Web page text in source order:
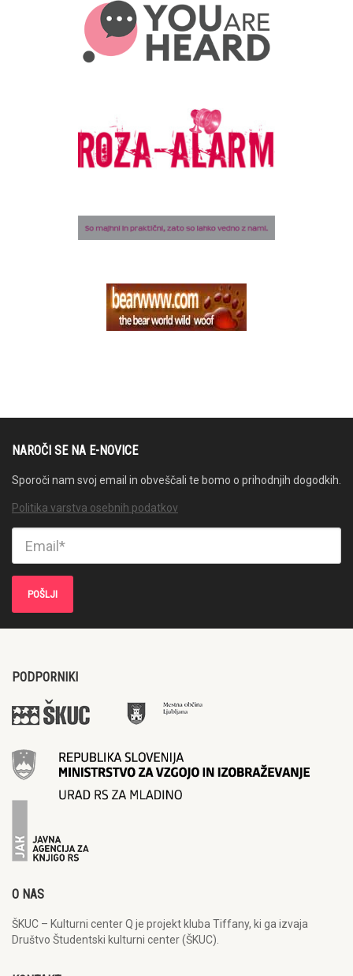
NAROČI SE NA E-NOVICE
Sporoči nam svoj email in obveščali te bomo o prihodnjih dogodkih.
Politika varstva osebnih podatkov
PODPORNIKI
O NAS
ŠKUC – Kulturni center Q je projekt kluba Tiffany, ki ga izvaja
Društvo Študentski kulturni center (ŠKUC).